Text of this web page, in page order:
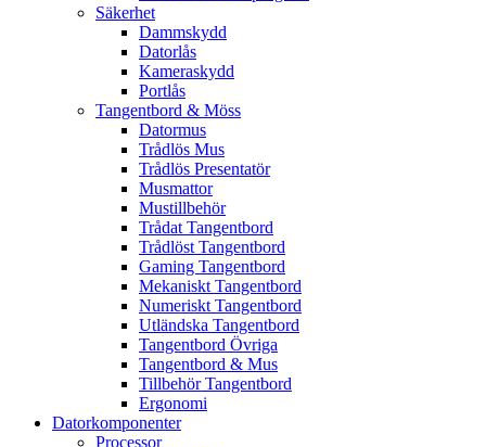
Säkerhet
Dammskydd
Datorlås
Kameraskydd
Portlås
Tangentbord & Möss
Datormus
Trådlös Mus
Trådlös Presentatör
Musmattor
Mustillbehör
Trådat Tangentbord
Trådlöst Tangentbord
Gaming Tangentbord
Mekaniskt Tangentbord
Numeriskt Tangentbord
Utländska Tangentbord
Tangentbord Övriga
Tangentbord & Mus
Tillbehör Tangentbord
Ergonomi
Datorkomponenter
Processor